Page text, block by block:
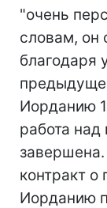
"очень
словам, он
благодаря
Иорданию
работа
контракт о
Иорданию